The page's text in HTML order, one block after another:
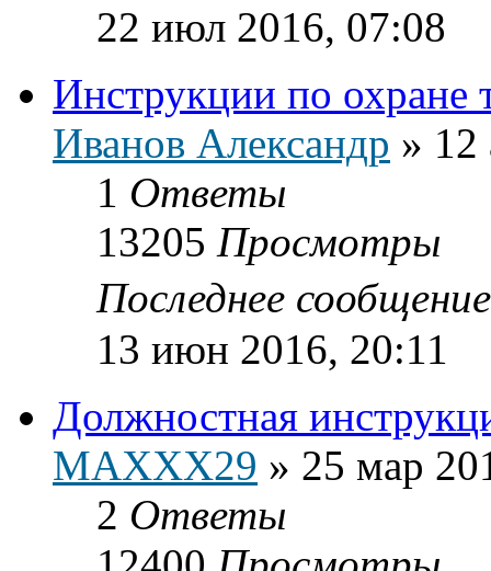
22 июл 2016, 07:08
Инструкции по охране
Иванов Александр » 12
1 Ответы
13205 Просмотры
Последнее
13 июн 2016, 20:11
Должностная
MAXXX29 » 25 мар
2 Ответы